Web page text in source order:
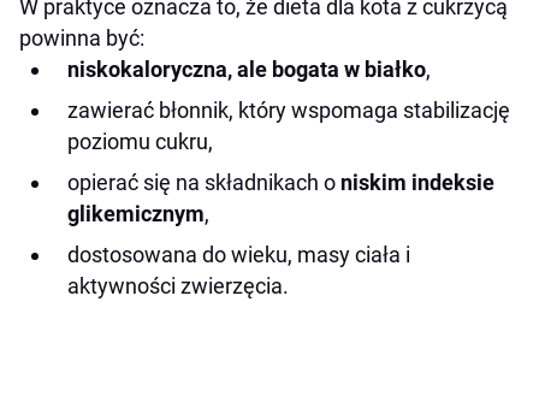
W praktyce oznacza to, że dieta dla kota z cukrzycą
powinna być:
niskokaloryczna, ale bogata w białko,
zawierać błonnik, który wspomaga stabilizację
poziomu cukru,
opierać się na składnikach o niskim indeksie
glikemicznym,
dostosowana do wieku, masy ciała i
aktywności zwierzęcia.